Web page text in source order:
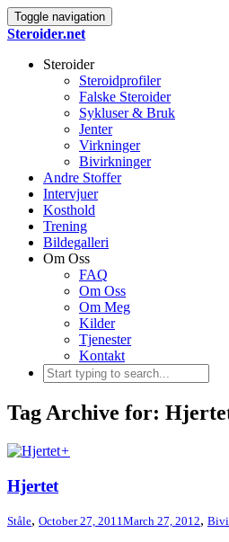
Toggle navigation
Steroider.net
Steroider
Steroidprofiler
Falske Steroider
Sykluser & Bruk
Jenter
Virkninger
Bivirkninger
Andre Stoffer
Intervjuer
Kosthold
Trening
Bildegalleri
Om Oss
FAQ
Om Oss
Om Meg
Kilder
Tjenester
Kontakt
Tag Archive for:
+
Hjertet
Ståle, October 27, 2011March 27, 2012,